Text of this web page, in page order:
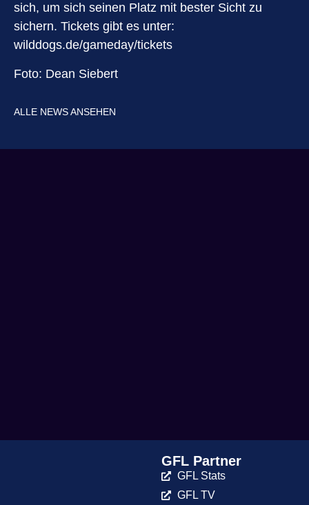
sich, um sich seinen Platz mit bester Sicht zu
sichern. Tickets gibt es unter:
wilddogs.de/gameday/tickets
Foto: Dean Siebert
ALLE NEWS ANSEHEN
GFL Partner
GFL Stats
GFL TV